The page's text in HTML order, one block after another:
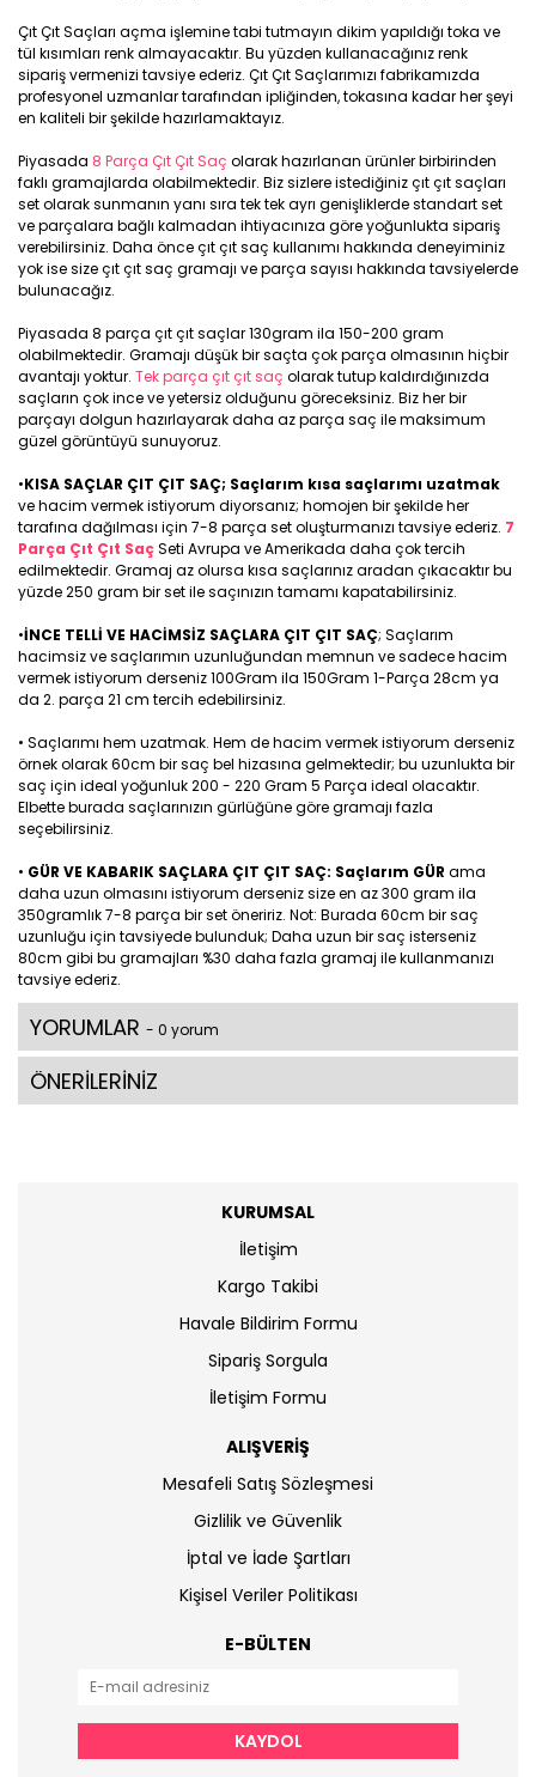
Çıt Çıt Saçları açma işlemine tabi tutmayın dikim yapıldığı toka ve
tül kısımları renk almayacaktır. Bu yüzden kullanacağınız renk
sipariş vermenizi tavsiye ederiz. Çıt Çıt Saçlarımızı fabrikamızda
profesyonel uzmanlar tarafından ipliğinden, tokasına kadar her şeyi
en kaliteli bir şekilde hazırlamaktayız.
Piyasada 8 Parça Çıt Çıt Saç olarak hazırlanan ürünler birbirinden
faklı gramajlarda olabilmektedir. Biz sizlere istediğiniz çıt çıt saçları
set olarak sunmanın yanı sıra tek tek ayrı genişliklerde standart set
ve parçalara bağlı kalmadan ihtiyacınıza göre yoğunlukta sipariş
verebilirsiniz. Daha önce çıt çıt saç kullanımı hakkında deneyiminiz
yok ise size çıt çıt saç gramajı ve parça sayısı hakkında tavsiyelerde
bulunacağız.
Piyasada 8 parça çıt çıt saçlar 130gram ila 150-200 gram
olabilmektedir. Gramajı düşük bir saçta çok parça olmasının hiçbir
avantajı yoktur. Tek parça çıt çıt saç olarak tutup kaldırdığınızda
saçların çok ince ve yetersiz olduğunu göreceksiniz. Biz her bir
parçayı dolgun hazırlayarak daha az parça saç ile maksimum
güzel görüntüyü sunuyoruz.
•KISA SAÇLAR ÇIT ÇIT SAÇ; Saçlarım kısa saçlarımı uzatmak
ve hacim vermek istiyorum diyorsanız; homojen bir şekilde her
tarafına dağılması için 7-8 parça set oluşturmanızı tavsiye ederiz. 7
Parça Çıt Çıt SaçSeti Avrupa ve Amerikada daha çok tercih
edilmektedir. Gramaj az olursa kısa saçlarınız aradan çıkacaktır bu
yüzde 250 gram bir set ile saçınızın tamamı kapatabilirsiniz.
•İNCE TELLİ VE HACİMSİZ SAÇLARA ÇIT ÇIT SAÇ; Saçlarım
hacimsiz ve saçlarımın uzunluğundan memnun ve sadece hacim
vermek istiyorum derseniz 100Gram ila 150Gram 1-Parça 28cm ya
da 2. parça 21 cm tercih edebilirsiniz.
• Saçlarımı hem uzatmak. Hem de hacim vermek istiyorum derseniz
örnek olarak 60cm bir saç bel hizasına gelmektedir; bu uzunlukta bir
saç için ideal yoğunluk 200 - 220 Gram 5 Parça ideal olacaktır.
Elbette burada saçlarınızın gürlüğüne göre gramajı fazla
seçebilirsiniz.
• GÜR VE KABARIK SAÇLARA ÇIT ÇIT SAÇ: Saçlarım GÜR ama
daha uzun olmasını istiyorum derseniz size en az 300 gram ila
350gramlık 7-8 parça bir set öneririz. Not: Burada 60cm bir saç
uzunluğu için tavsiyede bulunduk; Daha uzun bir saç isterseniz
80cm gibi bu gramajları %30 daha fazla gramaj ile kullanmanızı
tavsiye ederiz.
YORUMLAR - 0 yorum
ÖNERİLERİNİZ
KURUMSAL
İletişim
Kargo Takibi
Havale Bildirim Formu
Sipariş Sorgula
İletişim Formu
ALIŞVERİŞ
Mesafeli Satış Sözleşmesi
Gizlilik ve Güvenlik
İptal ve İade Şartları
Kişisel Veriler Politikası
E-BÜLTEN
KAYDOL